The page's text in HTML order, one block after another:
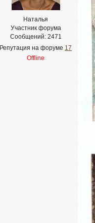
Наталья
Участник форума
Сообщений: 2471
Репутация на форуме 17
Offline